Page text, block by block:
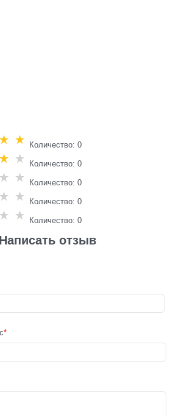
Количество: 0
Количество: 0
Количество: 0
Количество: 0
Количество: 0
Написать отзыв